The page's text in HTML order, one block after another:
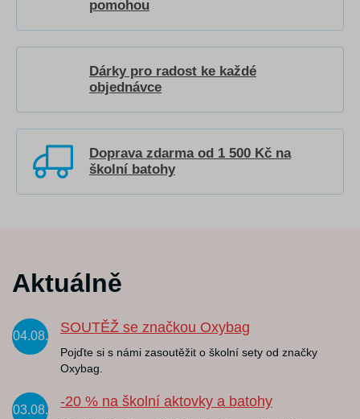
pomohou
Dárky pro radost ke každé
objednávce
Doprava zdarma od 1 500 Kč na
školní batohy
Aktuálně
04.08.
SOUTĚŽ se značkou Oxybag
Pojďte si s námi zasoutěžit o školní sety od značky
Oxybag.
03.08.
-20 % na školní aktovky a batohy